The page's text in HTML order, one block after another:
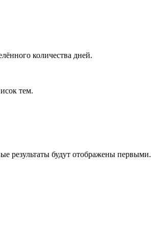
количества дней.
тем.
результаты будут отображены первыми.